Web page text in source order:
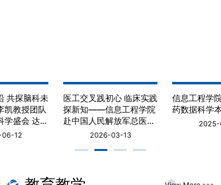
叉践初心 临床实践
——信息工程学院
人民解放军总医院
学中心开展科研合
2026-03-13
信息工程学院新增生物医
药数据科学本科专业
2025-05-13
信息
院开
拓岗